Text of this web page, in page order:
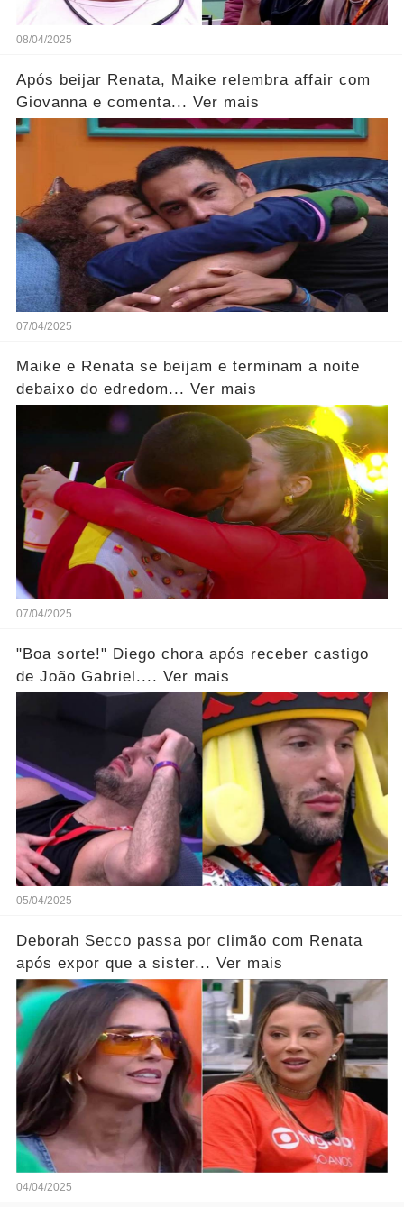
08/04/2025
Após beijar Renata, Maike relembra affair com
Giovanna e comenta... Ver mais
07/04/2025
Maike e Renata se beijam e terminam a noite
debaixo do edredom... Ver mais
07/04/2025
"Boa sorte!" Diego chora após receber castigo
de João Gabriel.... Ver mais
05/04/2025
Deborah Secco passa por climão com Renata
após expor que a sister... Ver mais
04/04/2025